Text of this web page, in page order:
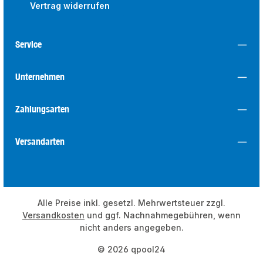
Vertrag widerrufen
Service
Unternehmen
Zahlungsarten
Versandarten
© 2026 qpool24
Alle Preise inkl. gesetzl. Mehrwertsteuer zzgl.
Versandkosten und ggf. Nachnahmegebühren, wenn
nicht anders angegeben.